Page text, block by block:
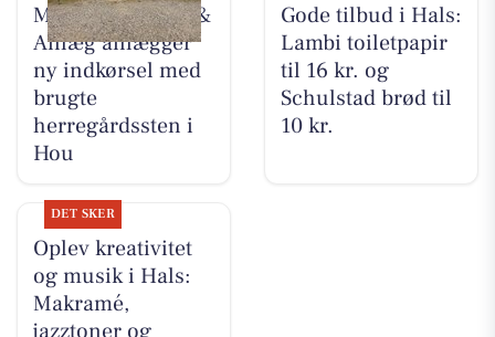
MB Entreprenør &
Anlæg anlægger
ny indkørsel med
brugte
herregårdssten i
Hou
Gode tilbud i Hals:
Lambi toiletpapir
til 16 kr. og
Schulstad brød til
10 kr.
DET SKER
Oplev kreativitet
og musik i Hals:
Makramé,